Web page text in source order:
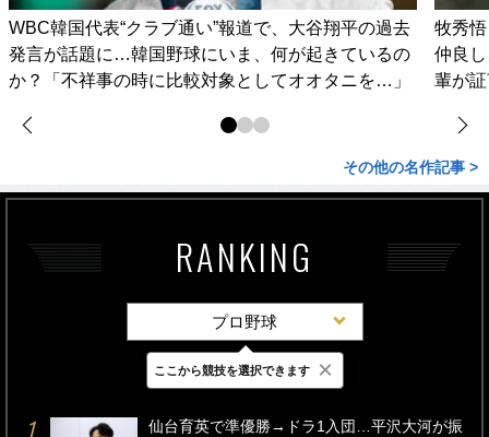
WBC韓国代表“クラブ通い”報道で、大谷翔平の過去
発言が話題に…韓国野球にいま、何が起きているの
か？「不祥事の時に比較対象としてオオタニを…」
牧秀
仲良
輩が
その他の名作記事 >
RANKING
プロ野球
最新 24時間 週間
仙台育英で準優勝→ドラ1入団…平沢大河が振
ここから競技を選択できます ×